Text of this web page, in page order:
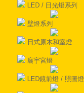
LED / 日光燈系列
壁燈系列
日式原木和室燈
廟宇宮燈
LED鏡前燈 / 照圖燈